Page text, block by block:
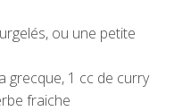
ou une petite
grecque, 1 cc de curry
fraiche